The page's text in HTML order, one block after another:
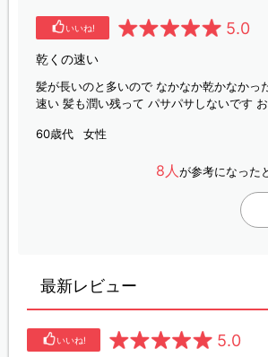
いいね! 5.0
乾くの速い
髪が長いのと多いので なかなか乾かなかっ
速い 髪も潤い残って パサパサしないです
60歳代 女性
8人 が参考になった
最新レビュー
いいね! 5.0